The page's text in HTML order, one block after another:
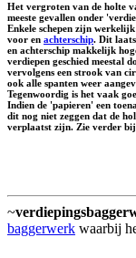
Het vergroten van de holte
meeste gevallen onder
Enkele schepen zijn
voor en achterschip. Dit
en achterschip makkelijk
verdiepen geschied meestal
vervolgens een strook van
ook alle spanten weer
Tegenwoordig is het vaak
Indien de 'papieren' een
dit nog niet zeggen dat de
verplaatst zijn. Zie verder bij
~
baggerwerk waarbij